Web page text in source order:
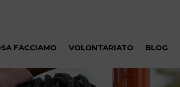
FACCIAMO VOLONTARIATO BLOG